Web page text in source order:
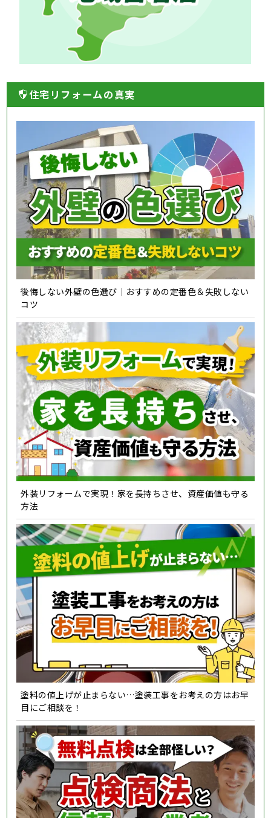
住宅リフォームの真実
後悔しない外壁の色選び｜おすすめの定番色＆失敗しない
コツ
外装リフォームで実現！家を長持ちさせ、資産価値も守る
方法
塗料の値上げが止まらない…塗装工事をお考えの方はお早
目にご相談を！